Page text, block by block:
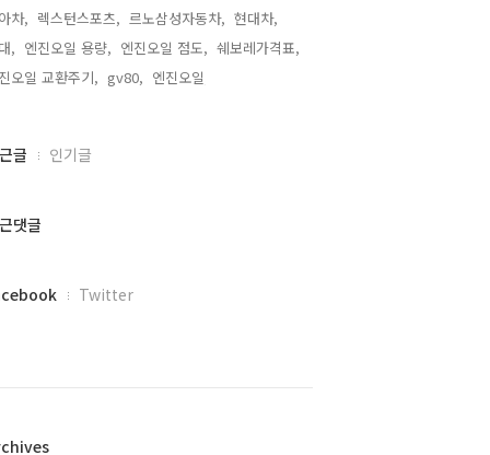
차, 렉스턴스포츠, 르노삼성자동차, 현대차,
, 엔진오일 용량, 엔진오일 점도, 쉐보레가격표,
오일 교환주기, gv80, 엔진오일,
글 인기글
댓글
Twitter